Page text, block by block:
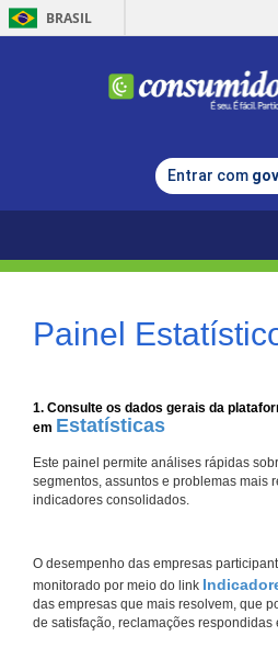
BRASIL
Entrar com
Painel
1. Consulte os dados gerais da
em Estatísticas
Este painel permite análises rápidas
segmentos, assuntos e problemas mais
indicadores consolidados.
O desempenho das empresas
monitorado por meio do link
das empresas que mais resolvem, que
de satisfação, reclamações